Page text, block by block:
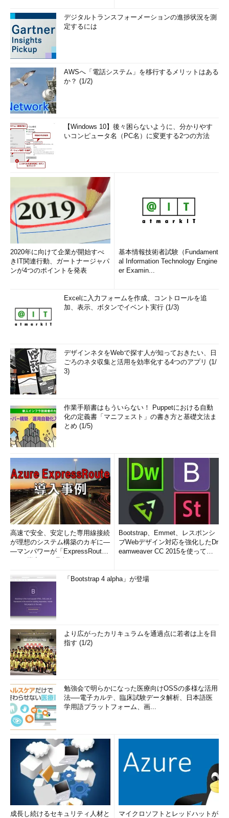
デジタルトランスフォーメーションの進捗状況を測
定するには
AWSへ「電話システム」を移行するメリットはある
か？ (1/2)
【Windows 10】後々困らないように、分かりやす
いコンピュータ名（PC名）に変更する2つの方法
2020年に向けて企業が開始すべ
きIT関連行動、ガートナージャパ
ンが4つのポイントを発表
基本情報技術者試験（Fundament
al Information Technology Engine
er Examin...
Excelに入力フォームを作成、コントロールを追
加、表示、ボタンでイベント実行 (1/3)
デザインネタをWebで探す人が知っておきたい、日
ごろのネタ収集と活用を効率化する4つのアプリ (1/
3)
作業手順書はもういらない！ Puppetにおける自動
化の定義書「マニフェスト」の書き方と基礎文法ま
とめ (1/5)
高速で安全、安定した専用線接続
が理想のシステム構築のカギに―
―マンパワーが「ExpressRout
Bootstrap、Emmet、レスポンシ
ブWebデザイン対応を強化したDr
eamweaver CC 2015を使って
「Bootstrap 4 alpha」が登場
より広がったカリキュラムを通過点に若者は上を目
指す (1/2)
勉強会で明らかになった医療向けOSSの多様な活用
法──電子カルテ、臨床試験データ解析、日本語医
学用語プラットフォーム、画...
成長し続けるセキュリティ人材と
マイクロソフトとレッドハットが